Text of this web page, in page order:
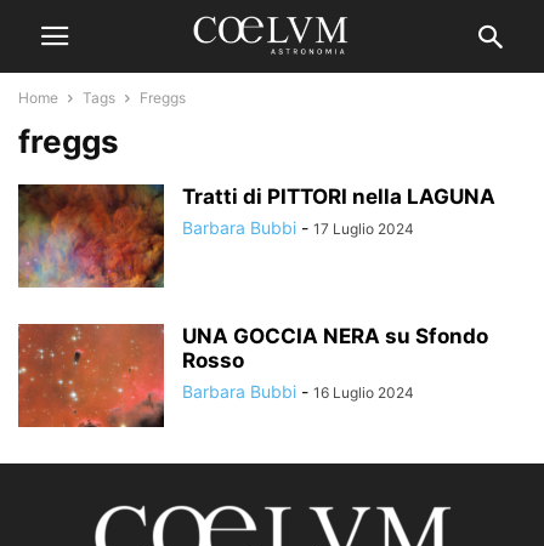
Home Tags Freggs
freggs
Tratti di PITTORI nella LAGUNA
Barbara Bubbi - 17 Luglio 2024
UNA GOCCIA NERA su Sfondo
Rosso
Barbara Bubbi - 16 Luglio 2024